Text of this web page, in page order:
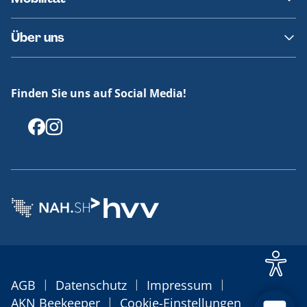
Fundsachen
Häufige Fragen
Barrierefreies Reisen
Erklärung Barrierefreiheit
Über uns
Offenlegungen
Finden Sie uns auf Social Media!
AGB | Datenschutz | Impressum |
AKN Beekeeper | Cookie-Einstellungen